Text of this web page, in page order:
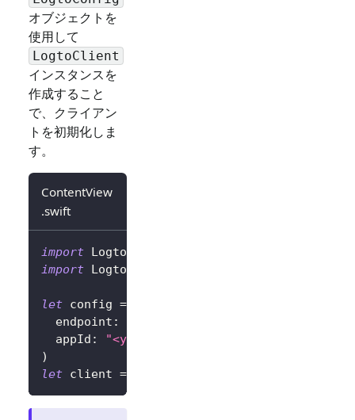
オブジェクトを
使用して
LogtoClient
インスタンスを
作成すること
で、クライアン
トを初期化しま
す。
ContentView
.swift
import Logto
import LogtoClient
let config =
  endpoint
:
  appId
:
"<your-app-id>"
)
let client =